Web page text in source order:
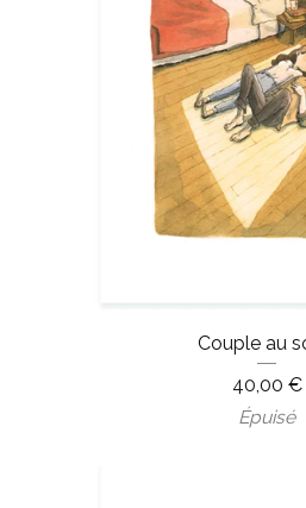
Couple au
40,00 €
Épuisé